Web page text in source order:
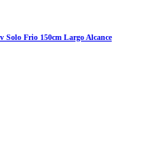
Frio 150cm Largo Alcance